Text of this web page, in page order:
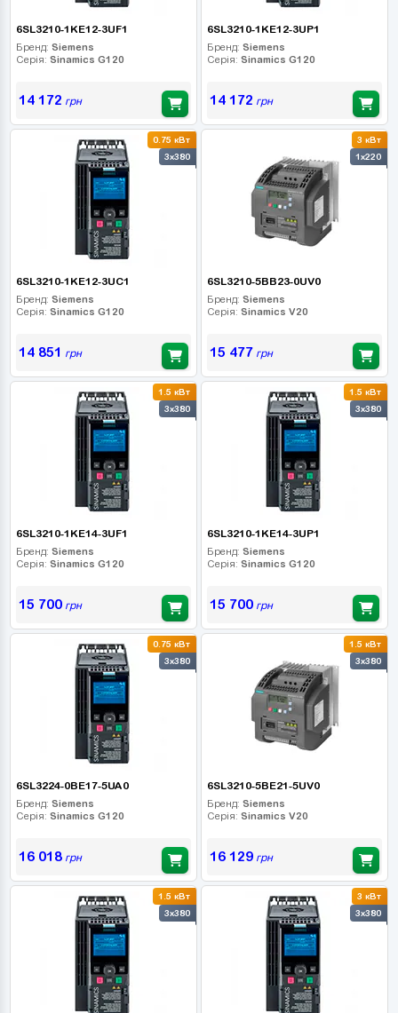
6SL3210-1KE12-3UF1
Бренд: Siemens
Серія: Sinamics G120
14 172 грн
6SL3210-1KE12-3UP1
Бренд: Siemens
Серія: Sinamics G120
14 172 грн
0.75 кВт
3x380
6SL3210-1KE12-3UC1
Бренд: Siemens
Серія: Sinamics G120
14 851 грн
3 кВт
1x220
6SL3210-5BB23-0UV0
Бренд: Siemens
Серія: Sinamics V20
15 477 грн
1.5 кВт
3x380
6SL3210-1KE14-3UF1
Бренд: Siemens
Серія: Sinamics G120
15 700грн
1.5 кВт
3x380
6SL3210-1KE14-3UP1
Бренд: Siemens
Серія: Sinamics G120
15 700грн
0.75 кВт
3x380
6SL3224-0BE17-5UA0
Бренд: Siemens
Серія: Sinamics G120
16 018грн
1.5 кВт
3x380
6SL3210-5BE21-5UV0
Бренд: Siemens
Серія: Sinamics V20
16 129грн
1.5 кВт
3x380
3 кВт
3x380